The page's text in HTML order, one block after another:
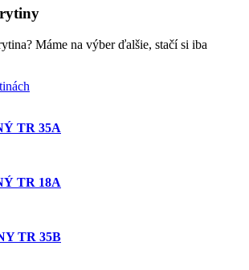
Máme na výber ďalšie, stačí si iba
TR 35A
TR 18A
TR 35B